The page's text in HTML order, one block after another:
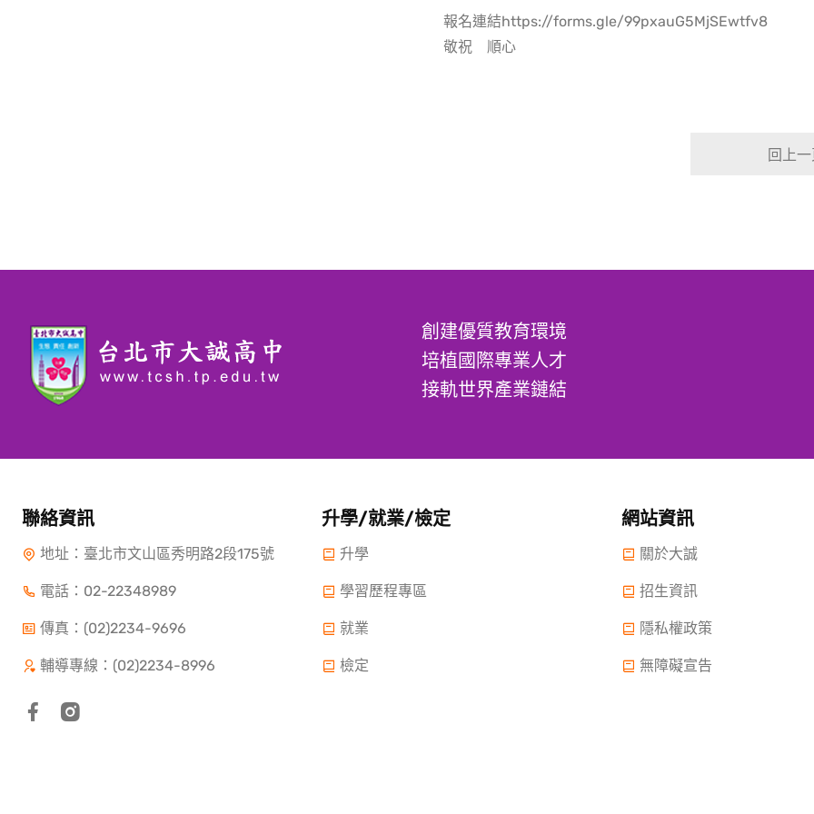
報名連結https://forms.gle/99pxauG5MjSEwtfv8
敬祝 順心
回上一
創建優質教育環境
培植國際專業人才
接軌世界產業鏈結
聯絡資訊
地址：臺北市文山區秀明路2段175號
電話： 02-22348989
傳真：(02)2234-9696
輔導專線：(02)2234-8996
升學/就業/檢定
升學
學習歷程專區
就業
檢定
網站資訊
關於大誠
招生資訊
隱私權政策
無障礙宣告